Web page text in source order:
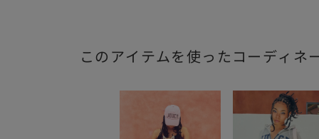
このアイテムを使ったコーディネ